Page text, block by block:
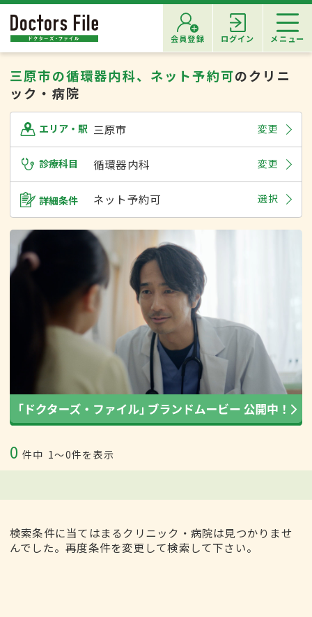
会員登録 ログイン メニュー
三原市の循環器内科、ネット予約可のクリニ
ック・病院
エリア・駅 三原市 変更
診療科目 循環器内科 変更
詳細条件 ネット予約可 選択
0 件中 1〜0件を表示
検索条件に当てはまるクリニック・病院は見つかりませ
んでした。再度条件を変更して検索して下さい。